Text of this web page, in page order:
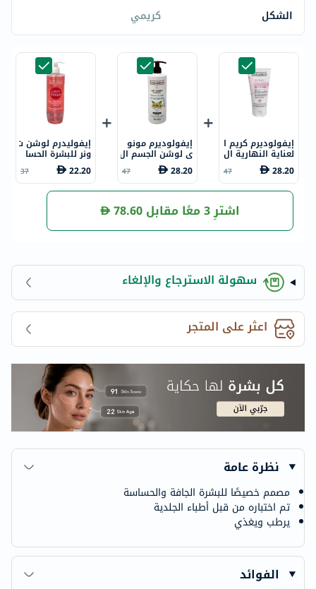
الشكل
كريمي
إيفولوديرم كريم ا
لعناية النهارية ال
مغذي 50 مل
28.20
47
إيفولوديرم مونو
ي لوشن الجسم ال
مرطب 500 مل 18
341
28.20
47
إيفوليدرم لوشن ت
ونر للبشرة الحسا
سة 500 مل 3069
22.20
37
اشترِ 3 معًا مقابل 78.60
سهولة الاسترجاع والإلغاء
اعثر على المتجر
نظرة عامة
مصمم خصيصًا للبشرة الجافة والحساسة
تم اختباره من قبل أطباء الجلدية
يرطب ويغذي
الفوائد